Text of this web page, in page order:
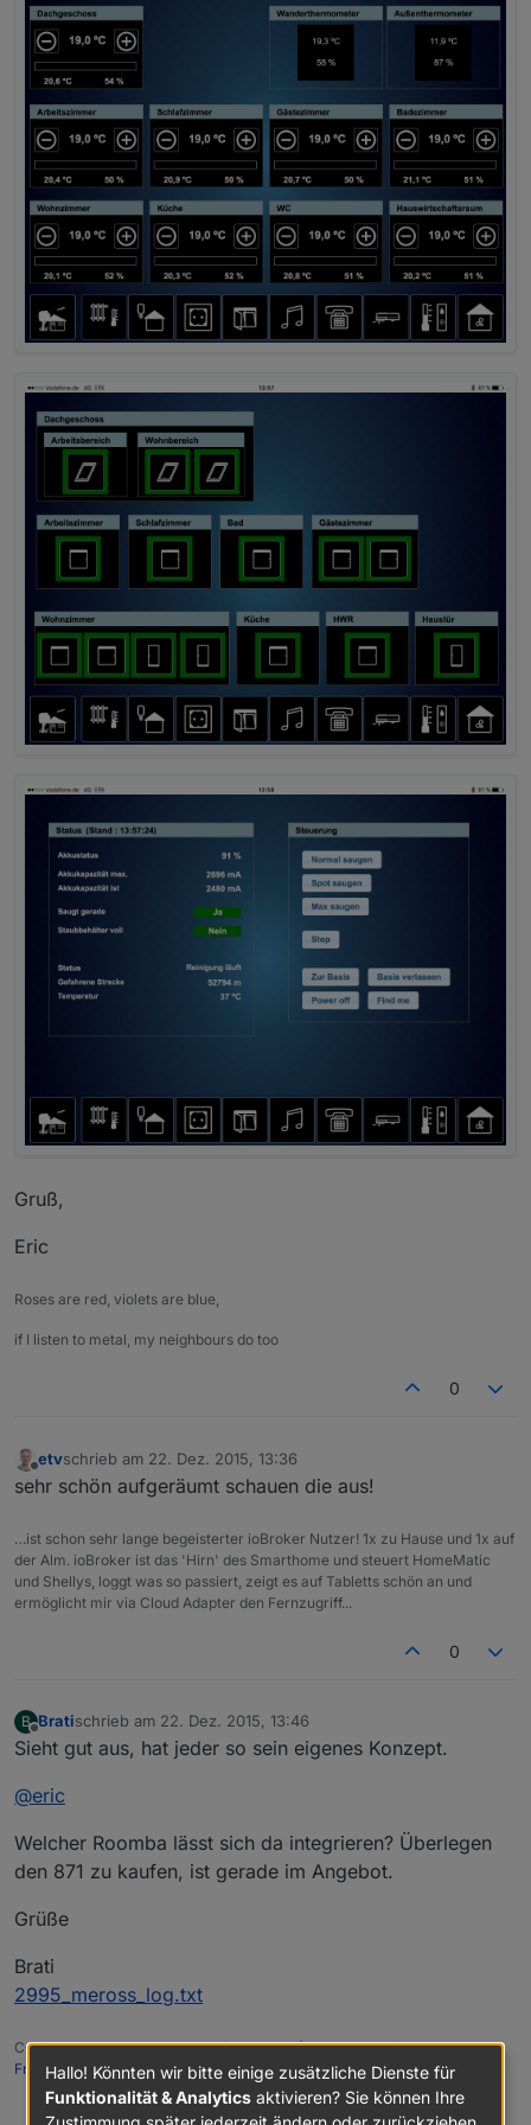
Gruß,
Eric
Roses are red, violets are blue,
if I listen to metal, my neighbours do too
0
Offline
etvschrieb am 22. Dez. 2015, 13:36
zuletzt editiert von
sehr schön aufgeräumt schauen die aus!
…ist schon sehr lange begeisterter ioBroker Nutzer! 1x zu Hause und 1x auf
der Alm. ioBroker ist das 'Hirn' des Smarthome und steuert HomeMatic
und Shellys, loggt was so passiert, zeigt es auf Tabletts schön an und
ermöglicht mir via Cloud Adapter den Fernzugriff...
0
B
Offline
Bratischrieb am 22. Dez. 2015, 13:46
zuletzt editiert von
Sieht gut aus, hat jeder so sein eigenes Konzept.
@eric
Welcher Roomba lässt sich da integrieren? Überlegen
den 871 zu kaufen, ist gerade im Angebot.
Grüße
Brati
2995_meross_log.txt
CCU2 - 46 Geräte, ioBroker auf Intel NUC (DN2820FYKH)mit Tab als
Frontend,Projekt Gartenhaus mit HM
0
Hallo! Könnten wir bitte einige zusätzliche Dienste für
Funktionalität & Analytics aktivieren? Sie können Ihre